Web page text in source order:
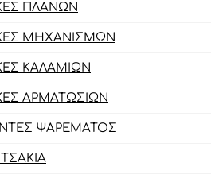
ΠΛΆΝΩΝ
ΜΗΧΑΝΙΣΜΏΝ
ΚΑΛΑΜΙΏΝ
ΑΡΜΑΤΩΣΙΏΝ
ΨΑΡΈΜΑΤΟΣ